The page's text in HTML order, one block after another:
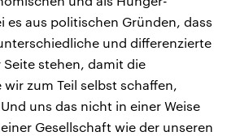
es aus politischen Gründen, dass
und differenzierte
Seite stehen, damit die
zum Teil selbst schaffen,
uns das nicht in einer Weise
Gesellschaft wie der unseren